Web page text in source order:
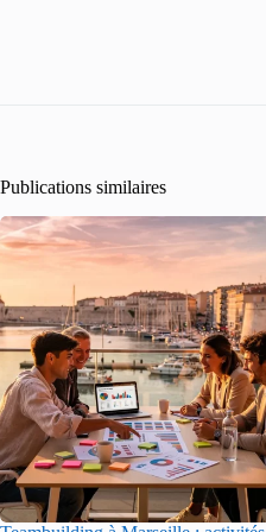
Publications similaires